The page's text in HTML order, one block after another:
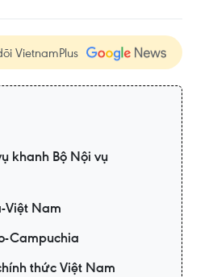
VietnamPlus
khanh Bộ Nội vụ
Việt Nam
Campuchia
thức Việt Nam